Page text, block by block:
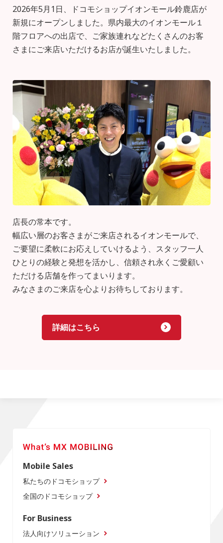
2026年5月1日、ドコモショップイオンモール鈴鹿店が
新規にオープンしました。県内最大のイオンモール１
階フロアへの出店で、ご家族連れなどたくさんのお客
さまにご来店いただけるお店が誕生いたしました。
店長の常本です。
幅広い層のお客さまがご来店されるイオンモールで、
ご要望に柔軟にお応えしていけるよう、スタッフ一人
ひとりの経験と発想を活かし、信頼され永くご愛顧い
ただける店舗を作ってまいります。
みなさまのご来店を心よりお待ちしております。
詳細はこちら
Mobile Sales
私たちのドコモショップ
全国のドコモショップ
For Business
法人向けソリューション